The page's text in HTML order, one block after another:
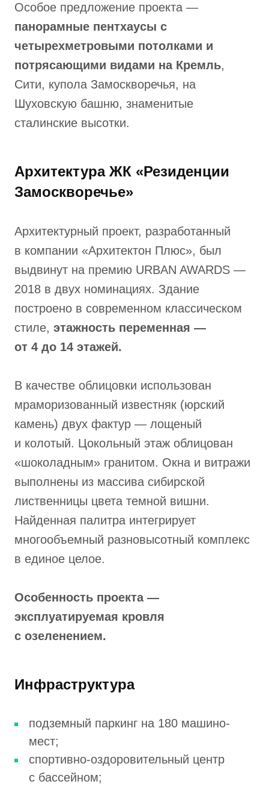
Особое предложение проекта —
панорамные пентхаусы с
четырехметровыми потолками и
потрясающими видами на Кремль,
Сити, купола Замоскворечья, на
Шуховскую башню, знаменитые
сталинские высотки.
Архитектура ЖК «Резиденции
Замоскворечье»
Архитектурный проект, разработанный
в компании «Архитектон Плюс», был
выдвинут на премию URBAN AWARDS —
2018 в двух номинациях. Здание
построено в современном классическом
стиле, этажность переменная —
от 4 до 14 этажей.
В качестве облицовки использован
мраморизованный известняк (юрский
камень) двух фактур — лощеный
и колотый. Цокольный этаж облицован
«шоколадным» гранитом. Окна и витражи
выполнены из массива сибирской
лиственницы цвета темной вишни.
Найденная палитра интегрирует
многообъемный разновысотный комплекс
в единое целое.
Особенность проекта —
эксплуатируемая кровля
с озеленением.
Инфраструктура
подземный паркинг на 180 машино-
мест;
спортивно-оздоровительный центр
с бассейном;